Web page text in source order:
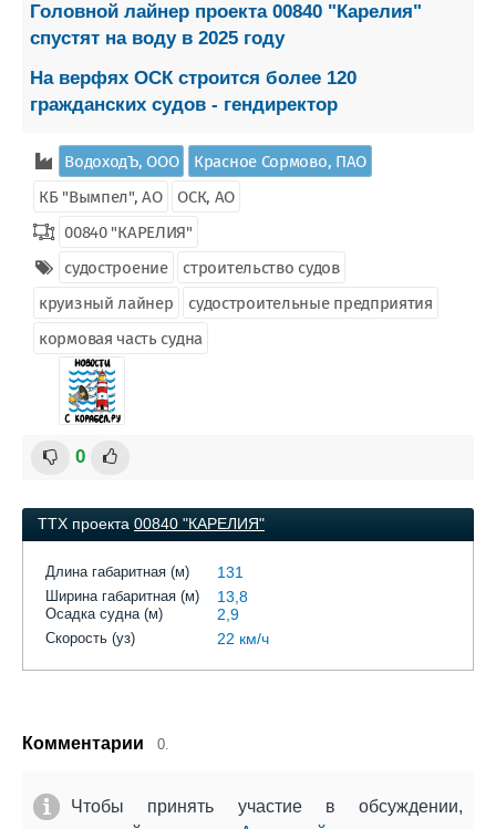
Головной лайнер проекта 00840 "Карелия"
спустят на воду в 2025 году
На верфях ОСК строится более 120
гражданских судов - гендиректор
ВодоходЪ, ООО
Красное Сормово, ПАО
КБ "Вымпел", АО
ОСК, АО
00840 "КАРЕЛИЯ"
судостроение
строительство судов
круизный лайнер
судостроительные предприятия
кормовая часть судна
0
ТТХ проекта 00840 "КАРЕЛИЯ"
Длина габаритная (м) 131
Ширина габаритная (м) 13,8
Осадка судна (м) 2,9
Скорость (уз) 22 км/ч
Комментарии 0.
Чтобы принять участие в обсуждении,